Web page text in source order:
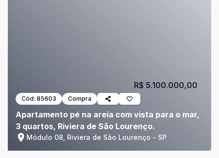
Cód: 85603 Compra
Apartamento pé na areia com vista para o mar,
3 quartos, Riviera de São Lourenço.
Módulo 08, Riviera de São Lourenço - SP
R$ 5.100.000,00